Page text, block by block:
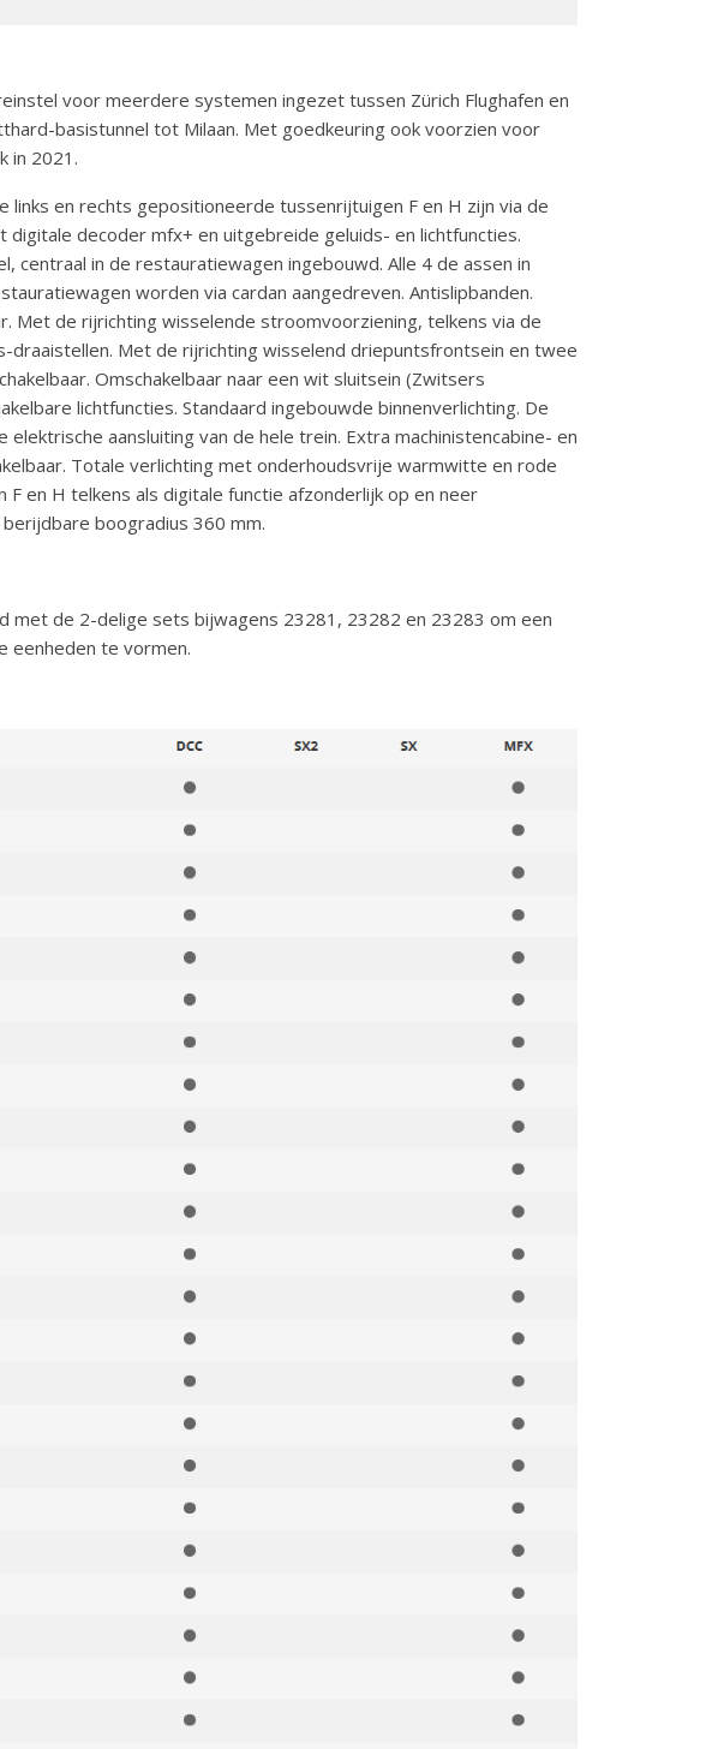
voor meerdere systemen ingezet tussen Zürich Flughafen en
basistunnel tot Milaan. Met goedkeuring ook voorzien voor
in 2021.
en rechts gepositioneerde tussenrijtuigen F en H zijn via de
digitale decoder mfx+ en uitgebreide geluids- en lichtfuncties.
centraal in de restauratiewagen ingebouwd. Alle 4 de assen in
worden via cardan aangedreven. Antislipbanden.
Met de rijrichting wisselende stroomvoorziening, telkens via de
draaistellen. Met de rijrichting wisselend driepuntsfrontsein en twee
Omschakelbaar naar een wit sluitsein (Zwitsers
lichtfuncties. Standaard ingebouwde binnenverlichting. De
aansluiting van de hele trein. Extra machinistencabine- en
Totale verlichting met onderhoudsvrije warmwitte en rode
en H telkens als digitale functie afzonderlijk op en neer
boogradius 360 mm.
met de 2-delige sets bijwagens 23281, 23282 en 23283 om een
te vormen.